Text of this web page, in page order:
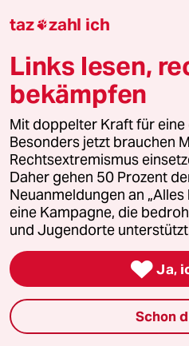
Vergangene
taz lab 2027
Mehr taz Lesestoff
taz Blogs
taz FUTURZWEI
Le Monde diplomatique
taz Archiv
taz zahl ich
Links lesen,
bekämpfen
Mit doppelter Kraft für
Besonders jetzt brauchen
Rechtsextremismus
Daher gehen 50 Prozent
Neuanmeldungen an
eine Kampagne, die
und Jugendorte
 Ja,
Schon